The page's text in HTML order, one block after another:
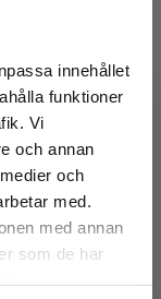
innehållet
funktioner
Vi
och annan
och
med.
med annan
som de har
Sverige.